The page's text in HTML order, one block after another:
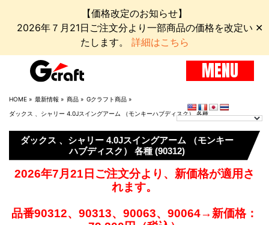
【価格改定のお知らせ】
2026年７月21日ご注文分より一部商品の価格を改定い
たします。 詳細はこちら
✕
MENU
HOME » 最新情報 » 商品 » Gクラフト商品 »
ダックス 、シャリー 4.0Jスイングアーム （モンキーハブディスク） 各種
ダックス 、シャリー 4.0Jスイングアーム （モンキー
ハブディスク） 各種 (90312)
2026年7月21日ご注文分より、新価格が適用さ
れます。
品番90312、90313、90063、90064→新価格：